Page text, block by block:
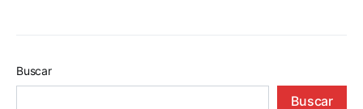
Buscar
Buscar